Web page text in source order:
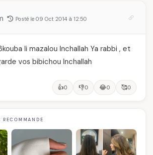
Posté le 09 Oct 2014 à 12:50
li mazalou Inchallah Ya rabbi , et
vos bibichou Inchallah
👍0 👎0 😂0 🥰0
RECOMMANDE